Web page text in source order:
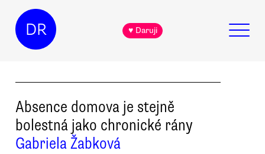
DR ♥ Daruji
Absence domova je stejně
bolestná jako chronické rány
Gabriela Žabková